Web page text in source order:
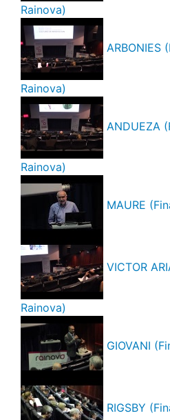
Rainova)
ARBONIES
Rainova)
ANDUEZA
Rainova)
MAURE
VICTOR
Rainova)
GIOVANI
RIGSBY